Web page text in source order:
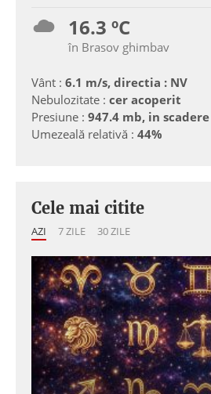
16.3 ºC
în Brasov ghimbav
Vânt : 6.1 m/s, directia : NV
Nebulozitate : cer acoperit
Presiune : 947.4 mb, in scadere
Umezeală relativă : 44%
Cele mai citite
AZI 7 ZILE 30 ZILE